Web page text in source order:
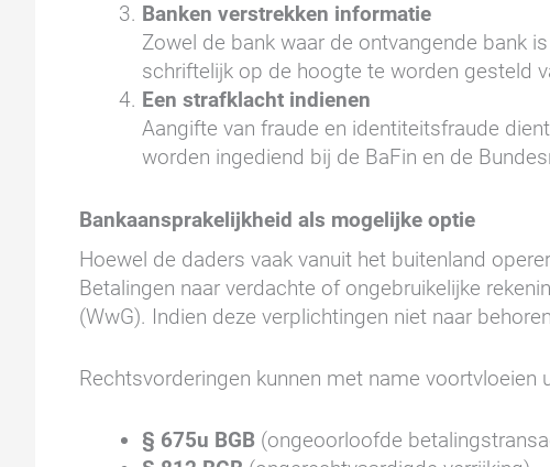
Banken verstrekken informatie
Zowel de bank waar de ontvangende bank
schriftelijk op de hoogte te worden gesteld
Een strafklacht indienen
Aangifte van fraude en identiteitsfraude
worden ingediend bij de BaFin en de
Bankaansprakelijkheid als mogelijke optie
Hoewel de daders vaak vanuit het buitenland
Betalingen naar verdachte of ongebruikelijke
(WwG). Indien deze verplichtingen niet naar
Rechtsvorderingen kunnen met name voortvloeien
§ 675u BGB (ongeoorloofde